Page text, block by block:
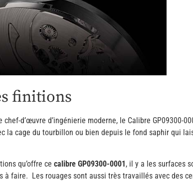
finitions
d’œuvre d’ingénierie moderne, le Calibre GP09300-
la cage du tourbillon ou bien depuis le fond saphir qui
qu’offre ce calibre GP09300-0001, il y a les surfaces
à faire. Les rouages sont aussi très travaillés avec des